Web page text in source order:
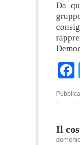
Da
Il